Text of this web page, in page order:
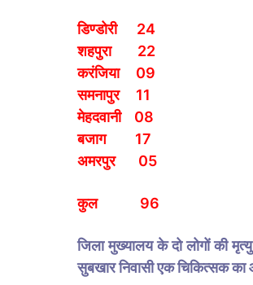
डिण्डोरी 24
शहपुरा 22
करंजिया 09
समनापुर 11
मेहदवानी 08
बजाग 17
अमरपुर 05
कुल 96
जिला मुख्यालय के दो लोगों की
सुबखार निवासी एक चिकित्सक